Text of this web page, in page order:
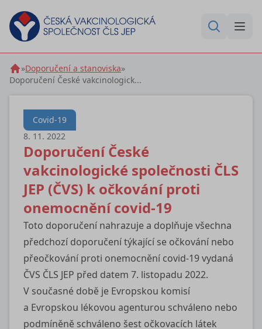
»Doporučení a stanoviska»
Doporučení České vakcinologick...
8. 11. 2022
Doporučení České
vakcinologické společnosti ČLS
JEP (ČVS) k očkování proti
onemocnění covid-19
Covid-19
Toto doporučení nahrazuje a doplňuje všechna
předchozí doporučení týkající se očkování nebo
přeočkování proti onemocnění covid-19 vydaná
ČVS ČLS JEP před datem 7. listopadu 2022.
V současné době je Evropskou komisí
a Evropskou lékovou agenturou schváleno nebo
podmíněně schváleno šest očkovacích látek